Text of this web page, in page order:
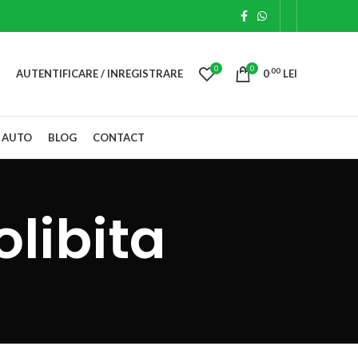
AUTENTIFICARE / INREGISTRARE 0 0 0.00 LEI
AUTO BLOG CONTACT